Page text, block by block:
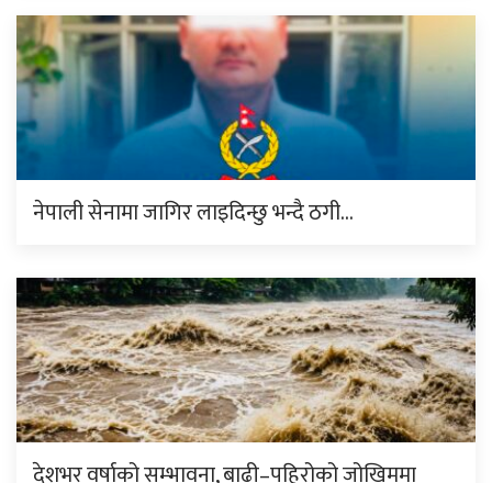
नेपाली सेनामा जागिर लाइदिन्छु भन्दै ठगी…